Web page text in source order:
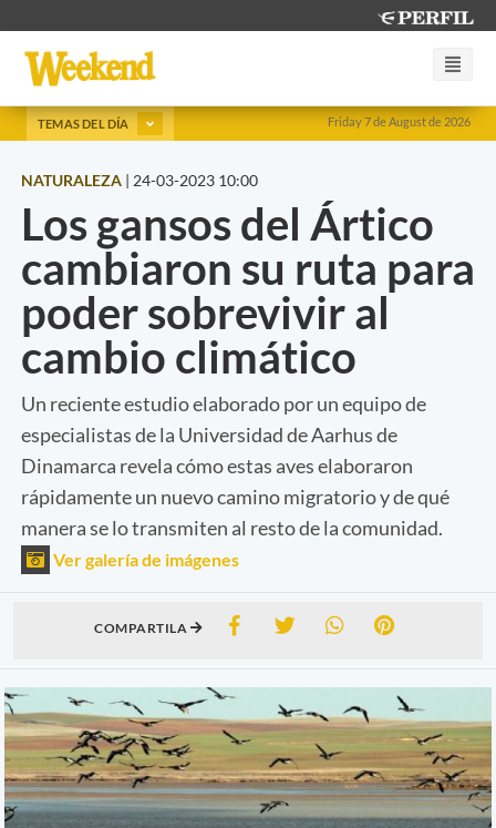
Friday 7 de August de 2026
TEMAS DEL DÍA
NATURALEZA | 24-03-2023 10:00
Los gansos del Ártico
cambiaron su ruta para
poder sobrevivir al
cambio climático
Un reciente estudio elaborado por un equipo de
especialistas de la Universidad de Aarhus de
Dinamarca revela cómo estas aves elaboraron
rápidamente un nuevo camino migratorio y de qué
manera se lo transmiten al resto de la comunidad.
Ver galería de imágenes
COMPARTILA